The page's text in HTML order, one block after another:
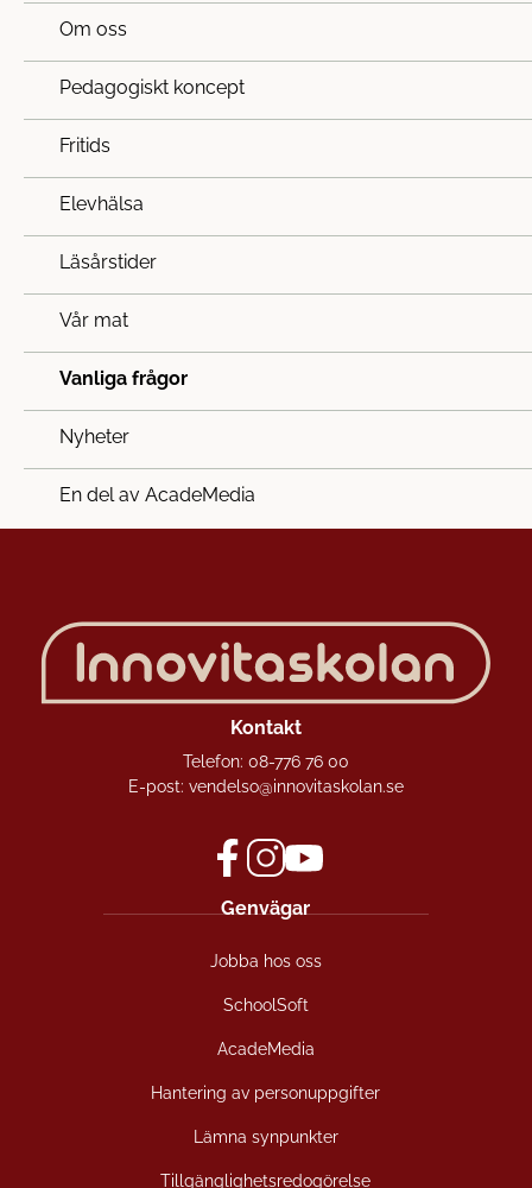
Om oss
Pedagogiskt koncept
Fritids
Elevhälsa
Läsårstider
Vår mat
Vanliga frågor
Nyheter
En del av AcadeMedia
Kontakt
Telefon: 08-776 76 00
E-post: vendelso@innovitaskolan.se
a
e
o
p
n
t
g
m
ö
o
t
b
e
ö
p
Genvägar
Jobba hos oss
SchoolSoft
AcadeMedia
Hantering av personuppgifter
Lämna synpunkter
Tillgänglighetsredogörelse